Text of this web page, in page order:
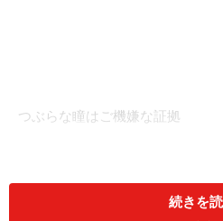
つぶらな瞳はご機嫌な証拠
鳴かないうさぎと、言語は介
チボールがある。これは、立
続きを